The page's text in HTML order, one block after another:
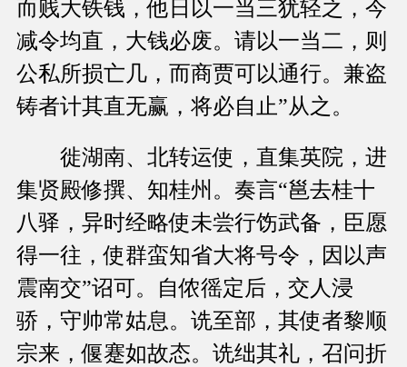
而贱大铁钱，他日以一当三犹轻之，今
减令均直，大钱必废。请以一当二，则
公私所损亡几，而商贾可以通行。兼盗
铸者计其直无赢，将必自止”从之。
徙湖南、北转运使，直集英院，进
集贤殿修撰、知桂州。奏言“邕去桂十
八驿，异时经略使未尝行饬武备，臣愿
得一往，使群蛮知省大将号令，因以声
震南交”诏可。自侬徭定后，交人浸
骄，守帅常姑息。诜至部，其使者黎顺
宗来，偃蹇如故态。诜绌其礼，召问折